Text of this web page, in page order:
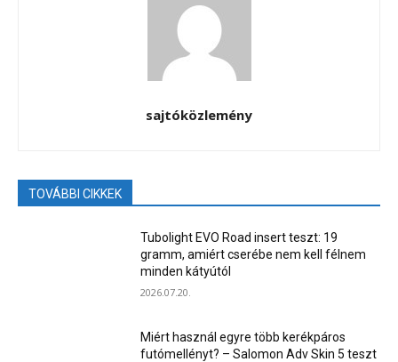
sajtóközlemény
TOVÁBBI CIKKEK
Tubolight EVO Road insert teszt: 19
gramm, amiért cserébe nem kell félnem
minden kátyútól
2026.07.20.
Miért használ egyre több kerékpáros
futómellényt? – Salomon Adv Skin 5 teszt